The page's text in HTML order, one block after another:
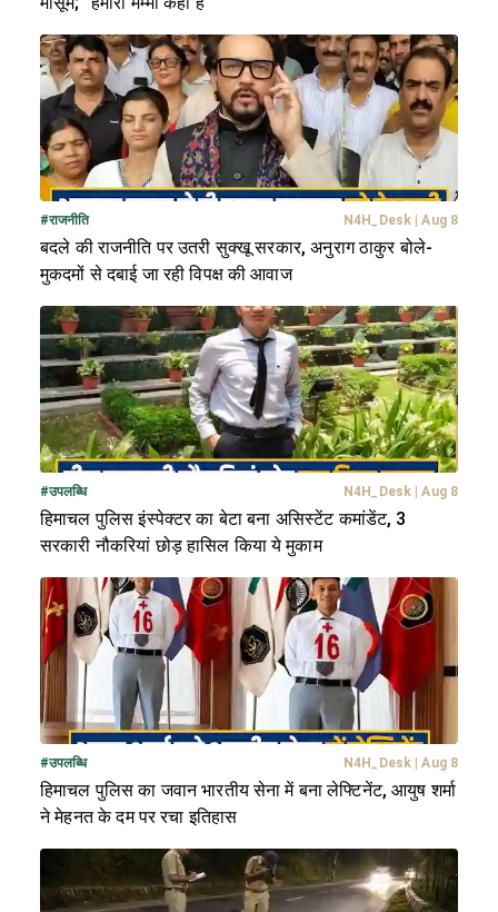
#राजनीति N4H_Desk Aug 8
बदले की राजनीति पर उतरी सुक्खू सरकार, अनुराग ठाकुर बोले-
मुकदमों से दबाई जा रही विपक्ष की आवाज
#उपलब्धि N4H_Desk Aug 8
हिमाचल पुलिस इंस्पेक्टर का बेटा बना असिस्टेंट कमांडेंट, 3
सरकारी नौकरियां छोड़ हासिल किया ये मुकाम
#उपलब्धि N4H_Desk Aug 8
हिमाचल पुलिस का जवान भारतीय सेना में बना लेफ्टिनेंट, आयुष शर्मा
ने मेहनत के दम पर रचा इतिहास